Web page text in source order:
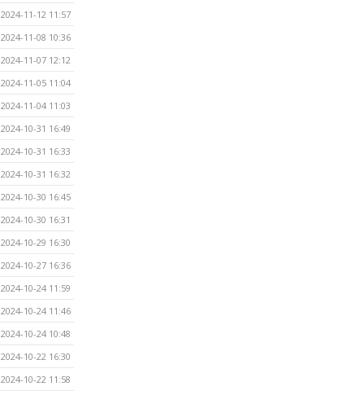
2024-11-12 11:57
2024-11-08 10:36
2024-11-07 12:12
2024-11-05 11:04
2024-11-04 11:03
2024-10-31 16:49
2024-10-31 16:33
2024-10-31 16:32
2024-10-30 16:45
2024-10-30 16:31
2024-10-29 16:30
2024-10-27 16:36
2024-10-24 11:59
2024-10-24 11:46
2024-10-24 10:48
2024-10-22 16:30
2024-10-22 11:58